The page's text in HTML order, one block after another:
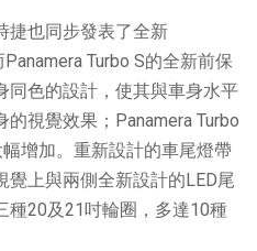
捷也同步發表了全新
Turbo S的全新前保
同色的設計，使其與車身水平
視覺效果；Panamera Turbo
增加。重新設計的車尾燈帶
上與兩側全新設計的LED尾
種20及21吋輪圈，多達10種